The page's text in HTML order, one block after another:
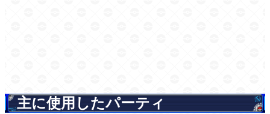
主に使用したパーティ